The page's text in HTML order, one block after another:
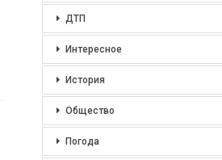
ДТП
Интересное
История
Общество
Погода